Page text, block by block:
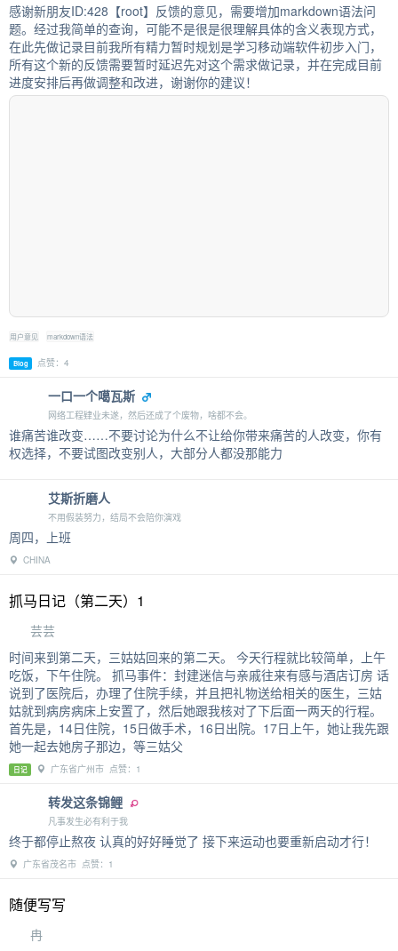
感谢新朋友ID:428【root】反馈的意见，需要增加markdown语法问
题。经过我简单的查询，可能不是很是很理解具体的含义表现方式，
在此先做记录目前我所有精力暂时规划是学习移动端软件初步入门，
所有这个新的反馈需要暂时延迟先对这个需求做记录，并在完成目前
进度安排后再做调整和改进，谢谢你的建议！
用户意见 markdown语法
Blog 点赞：4
一口一个噶瓦斯
网络工程肄业未遂，然后还成了个废物，啥都不会。
谁痛苦谁改变……不要讨论为什么不让给你带来痛苦的人改变，你有
权选择，不要试图改变别人，大部分人都没那能力
艾斯折磨人
不用假装努力，结局不会陪你演戏
周四，上班
CHINA
抓马日记（第二天）1
芸芸
时间来到第二天，三姑姑回来的第二天。 今天行程就比较简单，上午
吃饭，下午住院。 抓马事件：封建迷信与亲戚往来有感与酒店订房 话
说到了医院后，办理了住院手续，并且把礼物送给相关的医生，三姑
姑就到病房病床上安置了，然后她跟我核对了下后面一两天的行程。
首先是，14日住院，15日做手术，16日出院。17日上午，她让我先跟
她一起去她房子那边，等三姑父
日记 广东省广州市 点赞：1
转发这条锦鲤
凡事发生必有利于我
终于都停止熬夜 认真的好好睡觉了 接下来运动也要重新启动才行！
广东省茂名市 点赞：1
随便写写
冉